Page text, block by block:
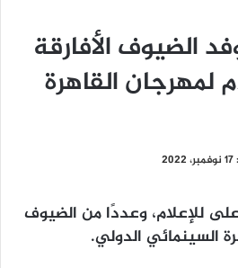
الضيوف الأفارقة
لمهرجان القاهرة
للإعلام، وعددًا من الضيوف
السينمائي الدولي.